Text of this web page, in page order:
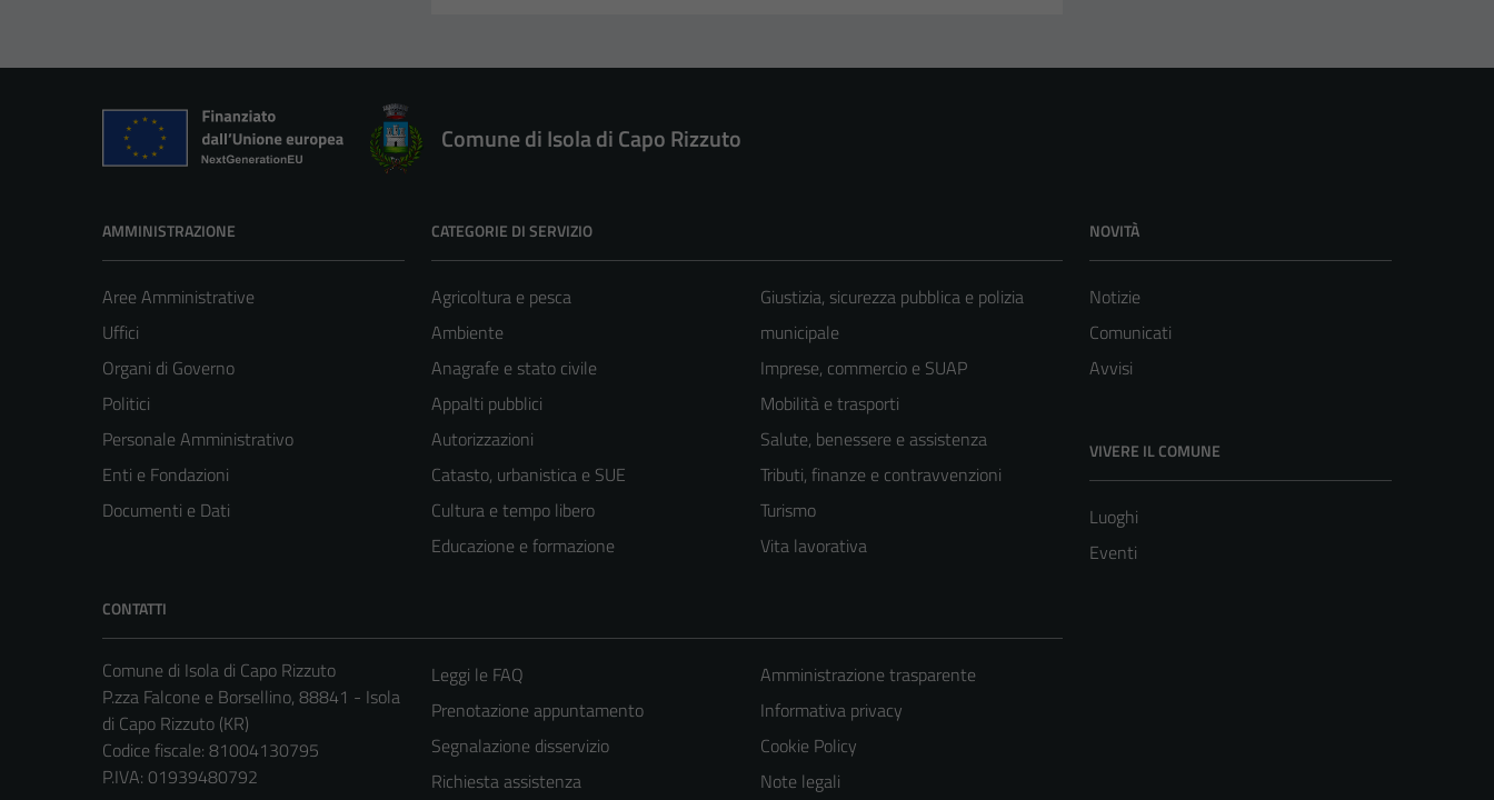
Comune di Isola di Capo Rizzuto
AMMINISTRAZIONE
Aree Amministrative
Uffici
Organi di Governo
Politici
Personale Amministrativo
Enti e Fondazioni
Documenti e Dati
CATEGORIE DI SERVIZIO
Agricoltura e pesca
Ambiente
Anagrafe e stato civile
Appalti pubblici
Autorizzazioni
Catasto, urbanistica e SUE
Cultura e tempo libero
Educazione e formazione
Giustizia, sicurezza pubblica e polizia
municipale
Imprese, commercio e SUAP
Mobilità e trasporti
Salute, benessere e assistenza
Tributi, finanze e contravvenzioni
Turismo
Vita lavorativa
NOVITÀ
Notizie
Comunicati
Avvisi
VIVERE IL COMUNE
Luoghi
Eventi
CONTATTI
Comune di Isola di Capo Rizzuto
P.zza Falcone e Borsellino, 88841 - Isola
di Capo Rizzuto (KR)
Codice fiscale: 81004130795
P.IVA: 01939480792
Leggi le FAQ
Prenotazione appuntamento
Segnalazione disservizio
Richiesta assistenza
Amministrazione trasparente
Informativa privacy
Cookie Policy
Note legali